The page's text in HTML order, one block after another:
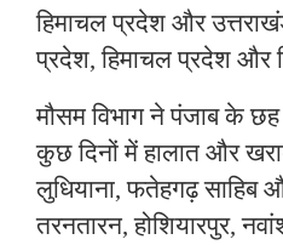
हिमाचल प्रदेश और
प्रदेश, हिमाचल प्रदेश और
मौसम विभाग ने पंजाब के
कुछ दिनों में हालात और
लुधियाना, फतेहगढ़ साहिब
तरनतारन, होशियारपुर,